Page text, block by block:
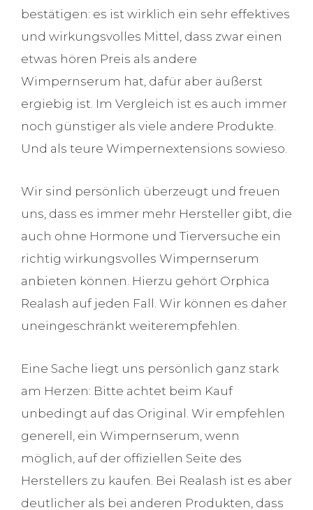
bestätigen: es ist wirklich ein sehr effektives
und wirkungsvolles Mittel, dass zwar einen
etwas hören Preis als andere
Wimpernserum hat, dafür aber äußerst
ergiebig ist. Im Vergleich ist es auch immer
noch günstiger als viele andere Produkte.
Und als teure Wimpernextensions sowieso.
Wir sind persönlich überzeugt und freuen
uns, dass es immer mehr Hersteller gibt, die
auch ohne Hormone und Tierversuche ein
richtig wirkungsvolles Wimpernserum
anbieten können. Hierzu gehört Orphica
Realash auf jeden Fall. Wir können es daher
uneingeschränkt weiterempfehlen.
Eine Sache liegt uns persönlich ganz stark
am Herzen: Bitte achtet beim Kauf
unbedingt auf das Original. Wir empfehlen
generell, ein Wimpernserum, wenn
möglich, auf der offiziellen Seite des
Herstellers zu kaufen. Bei Realash ist es aber
deutlicher als bei anderen Produkten, dass